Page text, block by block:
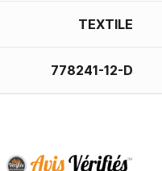
TEXTILE
778241-12-D